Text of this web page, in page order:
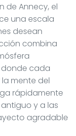
de Annecy, el
una escala
desean
combina
cada
mente del
rápidamente
y a las
agradable